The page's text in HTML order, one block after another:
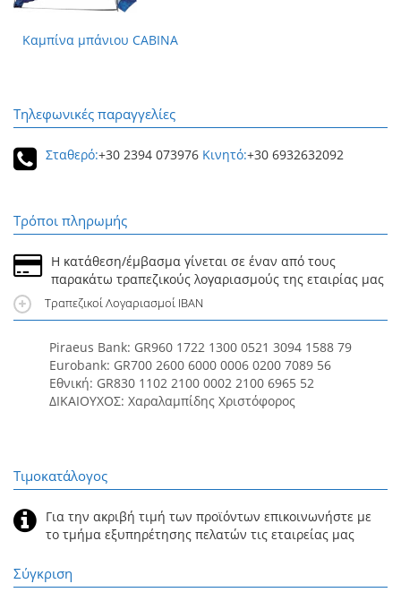
Καμπίνα μπάνιου CABINA
Τηλεφωνικές παραγγελίες
Σταθερό:+30 2394 073976 Κινητό:+30 6932632092
Τρόποι πληρωμής
Η κατάθεση/έμβασμα γίνεται σε έναν από τους
παρακάτω τραπεζικούς λογαριασμούς της εταιρίας μας
Τραπεζικοί Λογαριασμοί IBAN
Piraeus Bank: GR960 1722 1300 0521 3094 1588 79
Eurobank: GR700 2600 6000 0006 0200 7089 56
Εθνική: GR830 1102 2100 0002 2100 6965 52
ΔΙΚΑΙΟΥΧΟΣ: Χαραλαμπίδης Χριστόφορος
Τιμοκατάλογος
Για την ακριβή τιμή των προϊόντων επικοινωνήστε με
το τμήμα εξυπηρέτησης πελατών τις εταιρείας μας
Σύγκριση